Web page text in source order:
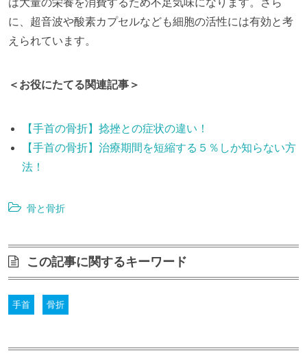
は大量の栄養を消費するため不足気味になります。さら
に、超音波や酸素カプセルなども細胞の活性には有効と考
えられています。
＜お役にたてる関連記事＞
【手首の骨折】捻挫との症状の違い！
【手首の骨折】治療期間を短縮する５％しか知らない方
法！
骨と骨折
この記事に関するキーワード
手首 骨折